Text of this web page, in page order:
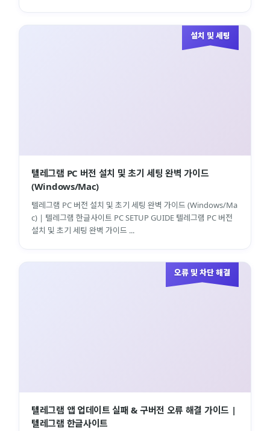
설치 및 세팅
텔레그램 PC 버전 설치 및 초기 세팅 완벽 가이드
(Windows/Mac)
텔레그램 PC 버전 설치 및 초기 세팅 완벽 가이드 (Windows/Ma
c) | 텔레그램 한글사이트 PC SETUP GUIDE 텔레그램 PC 버전
설치 및 초기 세팅 완벽 가이드 ...
오류 및 차단 해결
텔레그램 앱 업데이트 실패 & 구버전 오류 해결 가이드 |
텔레그램 한글사이트